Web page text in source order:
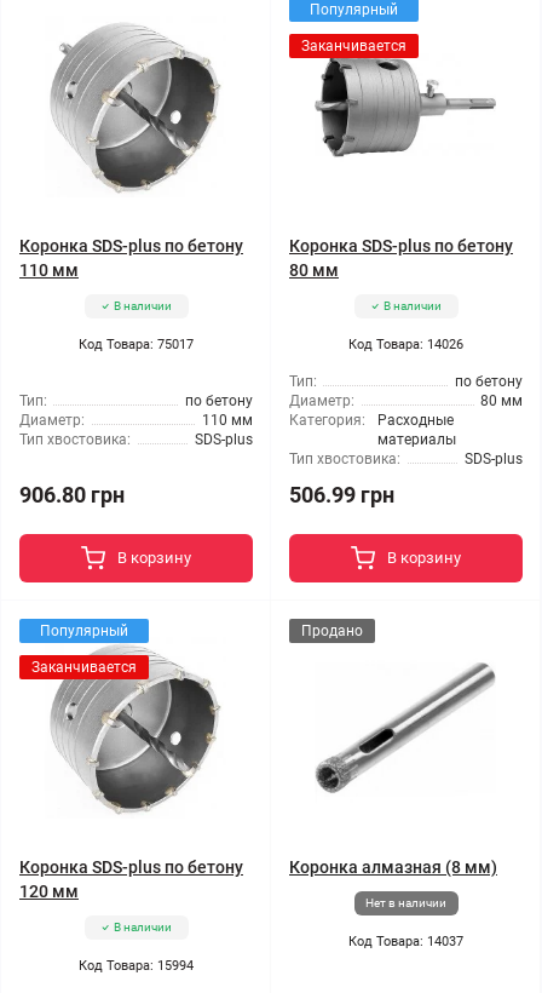
Коронка SDS-plus по бетону
110 мм
В наличии
Код Товара: 75017
Тип:
по бетону
Диаметр:
110 мм
Тип хвостовика:
SDS-plus
906.80 грн
В корзину
Популярный
Заканчивается
Коронка SDS-plus по бетону
80 мм
В наличии
Код Товара: 14026
Тип:
по бетону
Диаметр:
80 мм
Категория:
Расходные
материалы
Тип хвостовика:
SDS-plus
506.99 грн
В корзину
Популярный
Заканчивается
Коронка SDS-plus по бетону
120 мм
В наличии
Код Товара: 15994
Продано
Коронка алмазная (8 мм)
Нет в наличии
Код Товара: 14037